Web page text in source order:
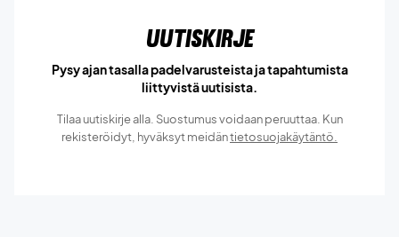
Uutiskirje
Pysy ajan tasalla padelvarusteista ja tapahtumista
liittyvistä uutisista.
Tilaa uutiskirje alla. Suostumus voidaan peruuttaa. Kun
rekisteröidyt, hyväksyt meidäntietosuojakäytäntö.